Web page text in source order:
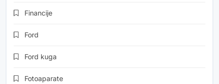
Financije
Ford
Ford kuga
Fotoaparate